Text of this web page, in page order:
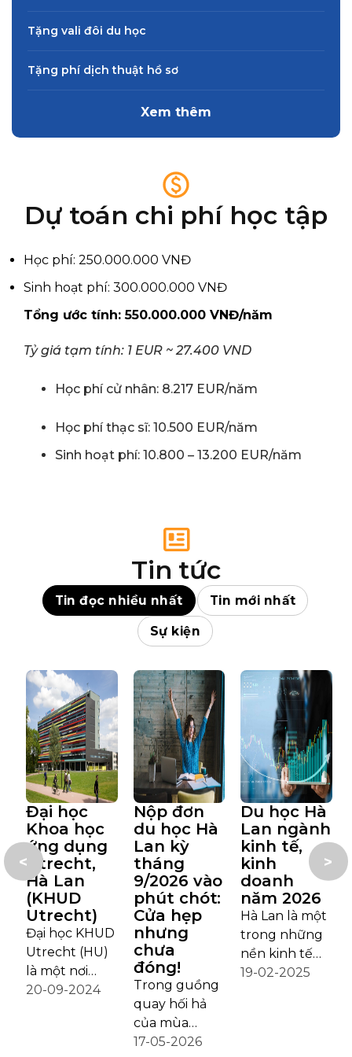
Tặng vali đôi du học
Tặng phí dịch thuật hồ sơ
Xem thêm
Dự toán chi phí học tập
Học phí: 250.000.000 VNĐ
Sinh hoạt phí: 300.000.000 VNĐ
Tổng ước tính: 550.000.000 VNĐ/năm
Tỷ giá tạm tính: 1 EUR ~ 27.400 VND
Học phí cử nhân: 8.217 EUR/năm
Học phí thạc sĩ: 10.500 EUR/năm
Sinh hoạt phí: 10.800 – 13.200 EUR/năm
Tin tức
Tin đọc nhiều nhất Tin mới nhất
Sự kiện
Đại học
Khoa học
ứng dụng
Utrecht,
Hà Lan
(KHUD
Utrecht)
Đại học KHUD
Utrecht (HU)
là một nơi
truyền cảm
20-09-2024
Nộp đơn
du học Hà
Lan kỳ
tháng
9/2026 vào
phút chót:
Cửa hẹp
nhưng
chưa
đóng!
Trong guồng
quay hối hả
của mùa
tuyển sinh du
17-05-2026
Du học Hà
Lan ngành
kinh tế,
kinh
doanh
năm 2026
Hà Lan là một
trong những
nền kinh tế
hàng đầu
19-02-2025
>
<